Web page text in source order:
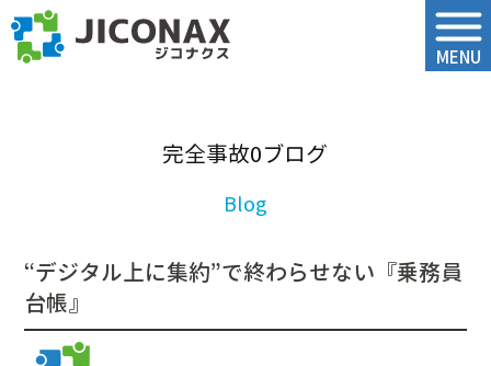
MENU
完全事故0ブログ
“デジタル上に集約”で終わらせない『乗務員
台帳』